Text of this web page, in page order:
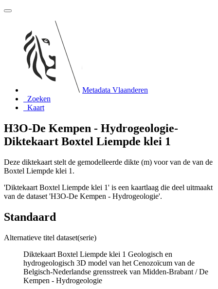
Metadata Vlaanderen
Zoeken
Kaart
H3O-De Kempen - Hydrogeologie-
Diktekaart Boxtel Liempde klei 1
Deze diktekaart stelt de gemodelleerde dikte (m) voor van de van de
Boxtel Liempde klei 1.
'Diktekaart Boxtel Liempde klei 1' is een kaartlaag die deel uitmaakt
van de dataset 'H3O-De Kempen - Hydrogeologie'.
Standaard
Alternatieve titel dataset(serie)
Diktekaart Boxtel Liempde klei 1 Geologisch en
hydrogeologisch 3D model van het Cenozoïcum van de
Belgisch-Nederlandse grensstreek van Midden-Brabant / De
Kempen - Hydrogeologie